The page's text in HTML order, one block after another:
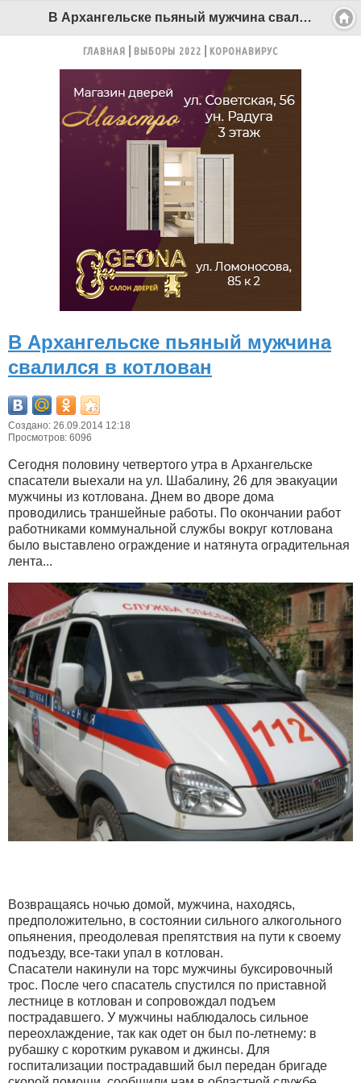
В Архангельске пьяный мужчина свалился в котлован - Беломорканал Северодвинск tv29.ru
ГЛАВНАЯ ВЫБОРЫ 2022 КОРОНАВИРУС
В Архангельске пьяный мужчина
свалился в котлован
Создано: 26.09.2014 12:18
Просмотров: 6096
Сегодня половину четвертого утра в Архангельске
спасатели выехали на ул. Шабалину, 26 для эвакуации
мужчины из котлована. Днем во дворе дома
проводились траншейные работы. По окончании работ
работниками коммунальной службы вокруг котлована
было выставлено ограждение и натянута оградительная
лента...
Возвращаясь ночью домой, мужчина, находясь,
предположительно, в состоянии сильного алкогольного
опьянения, преодолевая препятствия на пути к своему
подъезду, все-таки упал в котлован.
Спасатели накинули на торс мужчины буксировочный
трос. После чего спасатель спустился по приставной
лестнице в котлован и сопровождал подъем
пострадавшего. У мужчины наблюдалось сильное
переохлаждение, так как одет он был по-летнему: в
рубашку с коротким рукавом и джинсы. Для
госпитализации пострадавший был передан бригаде